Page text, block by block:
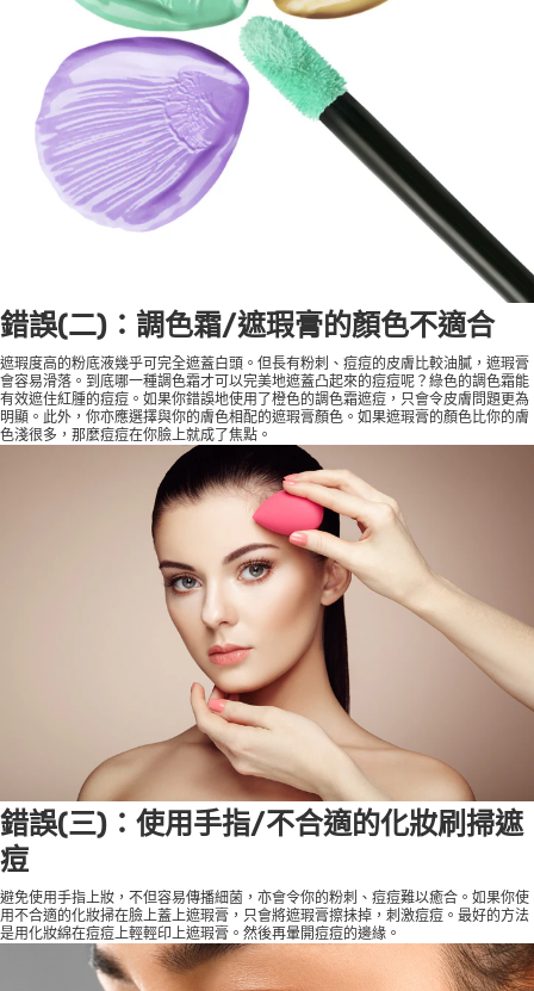
錯誤(二)：調色霜/遮瑕膏的顏色不適合
遮瑕度高的粉底液幾乎可完全遮蓋白頭。但長有粉刺、痘痘的皮膚比較油膩，遮瑕膏
會容易滑落。到底哪一種調色霜才可以完美地遮蓋凸起來的痘痘呢？綠色的調色霜能
有效遮住紅腫的痘痘。如果你錯誤地使用了橙色的調色霜遮痘，只會令皮膚問題更為
明顯。此外，你亦應選擇與你的膚色相配的遮瑕膏顏色。如果遮瑕膏的顏色比你的膚
色淺很多，那麼痘痘在你臉上就成了焦點。
錯誤(三)：使用手指/不合適的化妝刷掃遮
痘
避免使用手指上妝，不但容易傳播細菌，亦會令你的粉刺、痘痘難以癒合。如果你使
用不合適的化妝掃在臉上蓋上遮瑕膏，只會將遮瑕膏擦抺掉，刺激痘痘。最好的方法
是用化妝綿在痘痘上輕輕印上遮瑕膏。然後再暈開痘痘的邊緣。